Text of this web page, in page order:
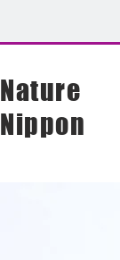
Nature
Nippon